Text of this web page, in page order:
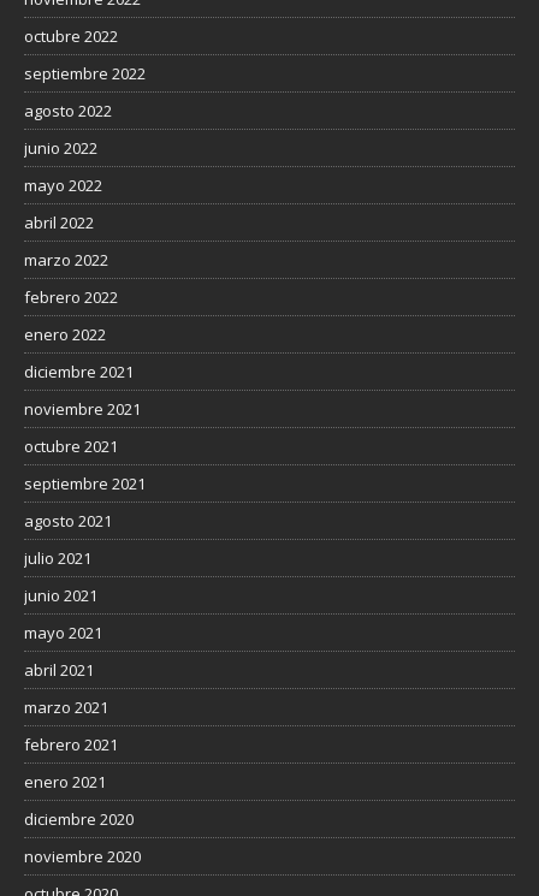
octubre 2022
septiembre 2022
agosto 2022
junio 2022
mayo 2022
abril 2022
marzo 2022
febrero 2022
enero 2022
diciembre 2021
noviembre 2021
octubre 2021
septiembre 2021
agosto 2021
julio 2021
junio 2021
mayo 2021
abril 2021
marzo 2021
febrero 2021
enero 2021
diciembre 2020
noviembre 2020